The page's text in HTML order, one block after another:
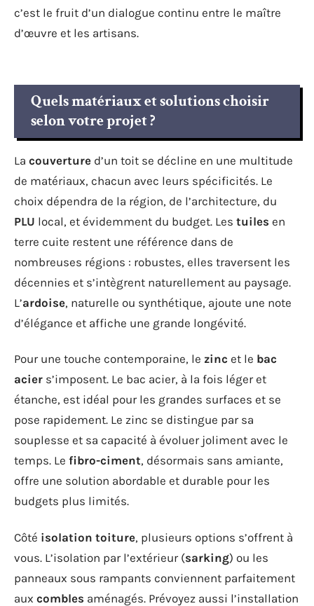
c’est le fruit d’un dialogue continu entre le maître
d’œuvre et les artisans.
Quels matériaux et solutions choisir
selon votre projet ?
La couverture d’un toit se décline en une multitude
de matériaux, chacun avec leurs spécificités. Le
choix dépendra de la région, de l’architecture, du
PLU local, et évidemment du budget. Les tuiles en
terre cuite restent une référence dans de
nombreuses régions : robustes, elles traversent les
décennies et s’intègrent naturellement au paysage.
L’ardoise, naturelle ou synthétique, ajoute une note
d’élégance et affiche une grande longévité.
Pour une touche contemporaine, le zinc et le bac
acier s’imposent. Le bac acier, à la fois léger et
étanche, est idéal pour les grandes surfaces et se
pose rapidement. Le zinc se distingue par sa
souplesse et sa capacité à évoluer joliment avec le
temps. Le fibro-ciment, désormais sans amiante,
offre une solution abordable et durable pour les
budgets plus limités.
Côté isolation toiture, plusieurs options s’offrent à
vous. L’isolation par l’extérieur (sarking) ou les
panneaux sous rampants conviennent parfaitement
aux combles aménagés. Prévoyez aussi l’installation